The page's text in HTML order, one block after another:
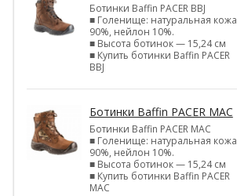
Ботинки Baffin PACER BBJ
■ Голенище: натуральная кожа
90%, нейлон 10%.
■ Высота ботинок — 15,24 см
■ Купить ботинки Baffin PACER
BBJ
Ботинки Baffin PACER MAC
Ботинки Baffin PACER MAC
■ Голенище: натуральная кожа
90%, нейлон 10%.
■ Высота ботинок — 15,24 см
■ Купить ботинки Baffin PACER
MAC